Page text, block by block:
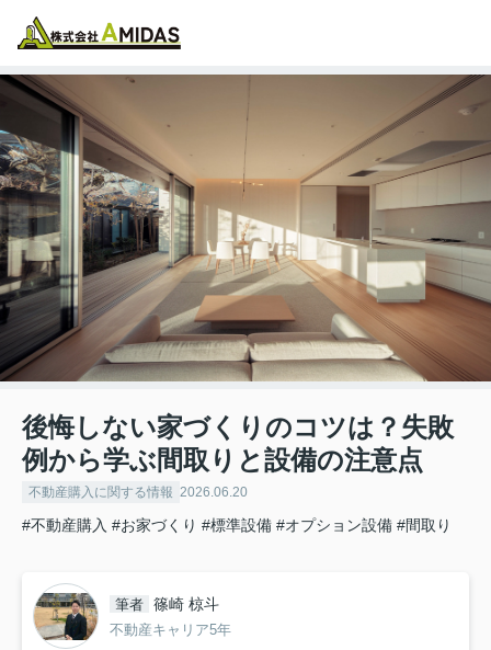
後悔しない家づくりのコツは？失敗
例から学ぶ間取りと設備の注意点
不動産購入に関する情報 2026.06.20
#不動産購入 #お家づくり #標準設備 #オプション設備 #間取り
筆者 篠崎 椋斗
不動産キャリア5年